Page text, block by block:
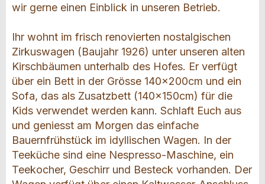
wir gerne einen Einblick in unseren Betrieb.
Ihr wohnt im frisch renovierten nostalgischen
Zirkuswagen (Baujahr 1926) unter unseren alten
Kirschbäumen unterhalb des Hofes. Er verfügt
über ein Bett in der Grösse 140x200cm und ein
Sofa, das als Zusatzbett (140x150cm) für die
Kids verwendet werden kann. Schlaft Euch aus
und geniesst am Morgen das einfache
Bauernfrühstück im idyllischen Wagen. In der
Teeküche sind eine Nespresso-Maschine, ein
Teekocher, Geschirr und Besteck vorhanden. Der